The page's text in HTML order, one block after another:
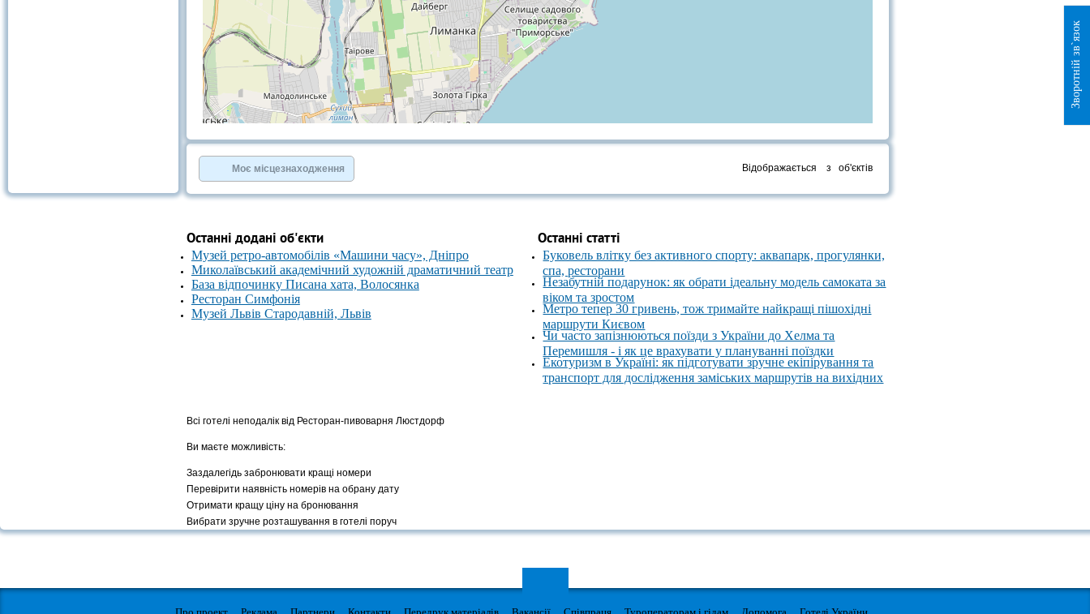
OpenStreetMap
»
Моє місцезнаходження Відображається з об'єктів
Останні додані об'єкти
Музей ретро-автомобілів «Машини часу», Дніпро
Миколаївський академічний художній драматичний театр
База відпочинку Писана хата, Волосянка
Ресторан Симфонія
Музей Львів Стародавній, Львів
Останні статті
Буковель влітку без активного спорту: аквапарк, прогулянки,
спа, ресторани
Незабутній подарунок: як обрати ідеальну модель самоката за
віком та зростом
Метро тепер 30 гривень, тож тримайте найкращі пішохідні
маршрути Києвом
Чи часто запізнюються поїзди з України до Хелма та
Перемишля - і як це врахувати у плануванні поїздки
Екотуризм в Україні: як підготувати зручне екіпірування та
транспорт для дослідження заміських маршрутів на вихідних
Всі готелі неподалік від Ресторан-пивоварня Люстдорф
Ви маєте можливість:
Заздалегідь забронювати кращі номери
Перевірити наявність номерів на обрану дату
Отримати кращу ціну на бронювання
Вибрати зручне розташування в готелі поруч
Зворотній зв`язок